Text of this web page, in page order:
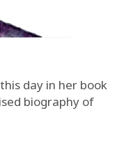
day in her book
biography of